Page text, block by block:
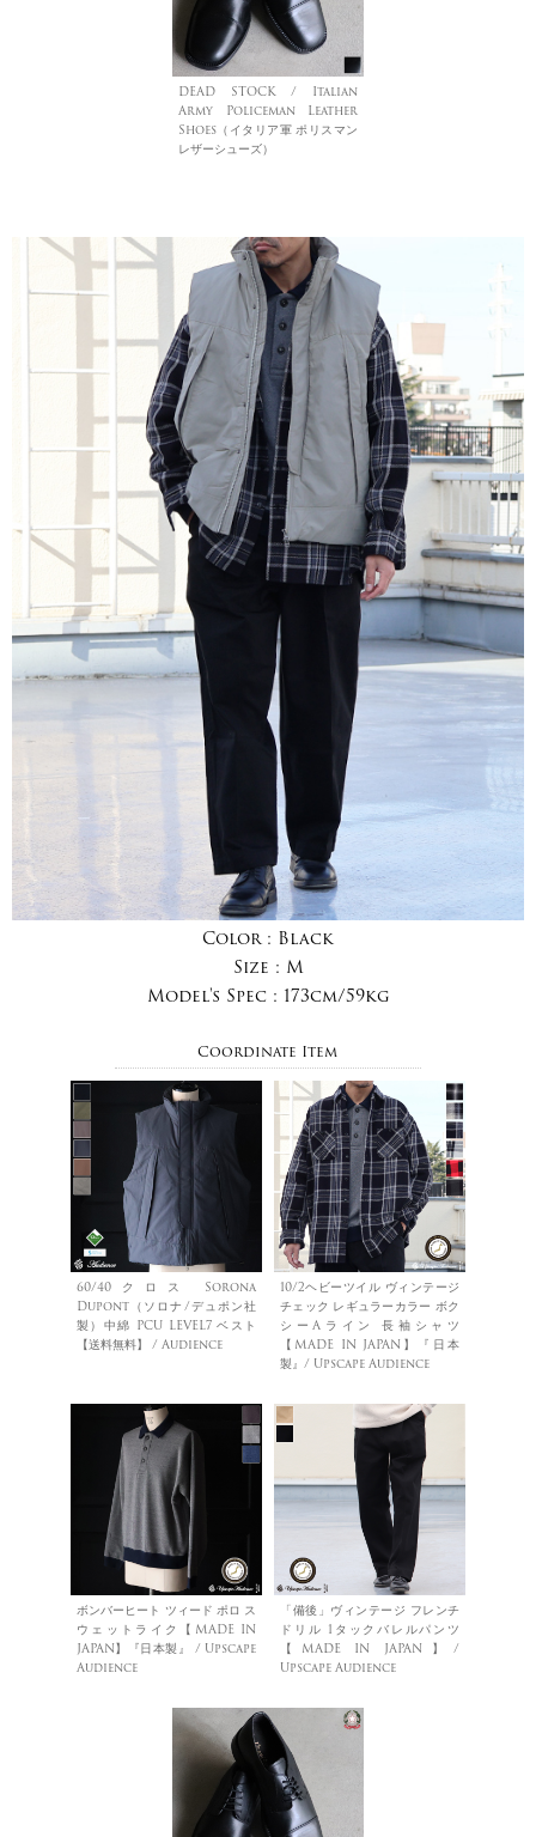
DEAD STOCK / Italian
Army Policeman Leather
Shoes（イタリア軍 ポリスマン
レザーシューズ）
Color : Black
Size : M
Model's Spec : 173cm/59kg
Coordinate Item
60/40クロス Sorona
Dupont（ソロナ/デュポン社
製）中綿 PCU LEVEL7 ベスト
【送料無料】 / Audience
10/2ヘビーツイル ヴィンテージ
チェック レギュラーカラー ボク
シーAライン 長袖シャツ
【MADE IN JAPAN】『日本
製』/ Upscape Audience
ボンバーヒート ツィード ポロ ス
ウェットライク【MADE IN
JAPAN】『日本製』 / Upscape
Audience
「備後」ヴィンテージ フレンチ
ドリル 1タックバレルパンツ
【MADE IN JAPAN】/
Upscape Audience